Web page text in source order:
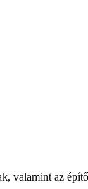
valamint az